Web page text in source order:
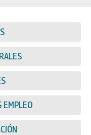
EMPLEO